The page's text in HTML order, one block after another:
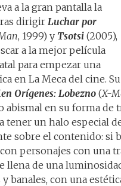
a la gran pantalla la
dirigir Luchar por
, 1999) y Tsotsi (2005),
a la mejor película
para empezar una
en La Meca del cine.
Orígenes: Lobezno(X-
abismal en su forma de
tener un halo especial
sobre el contenido: si
personajes con una
llena de una
banales, con una